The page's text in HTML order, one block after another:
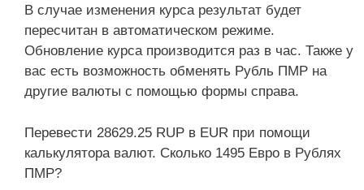
В случае изменения курса результат будет
пересчитан в автоматическом режиме.
Обновление курса производится раз в час. Также у
вас есть возможность обменять Рубль ПМР на
другие валюты с помощью формы справа.
Перевести 28629.25 RUP в EUR при помощи
калькулятора валют. Сколько 1495 Евро в Рублях
ПМР?